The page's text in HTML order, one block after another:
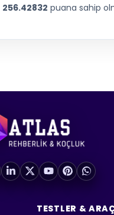
256.42832 puana sahip
TESTLER &